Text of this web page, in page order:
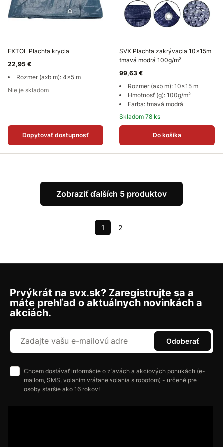
EXTOL Plachta krycia
22,95 €
Rozmer (axb m): 4x5 m
Nie je skladom
Dopytovať dostupnosť
SVX Plachta zakrývacia 10x15m
tmavá modrá 100g/m²
99,63 €
Rozmer (axb m): 10x15 m
Hmotnosť (g): 100g/m²
Farba: tmavá modrá
Skladom 78 ks
Do košíka
Zobraziť ďalších 5 produktov
1 2
Prvýkrát na svx.sk? Zaregistrujte sa a
máte prehľad o aktuálnych novinkách a
akciách.
Odoberať
Chcem dostávať informácie o zľavách a akciových ponukách (e-
mailom, SMS, volaním vrátane volania s robotom) - určené pre
osoby staršie ako 16 rokov!